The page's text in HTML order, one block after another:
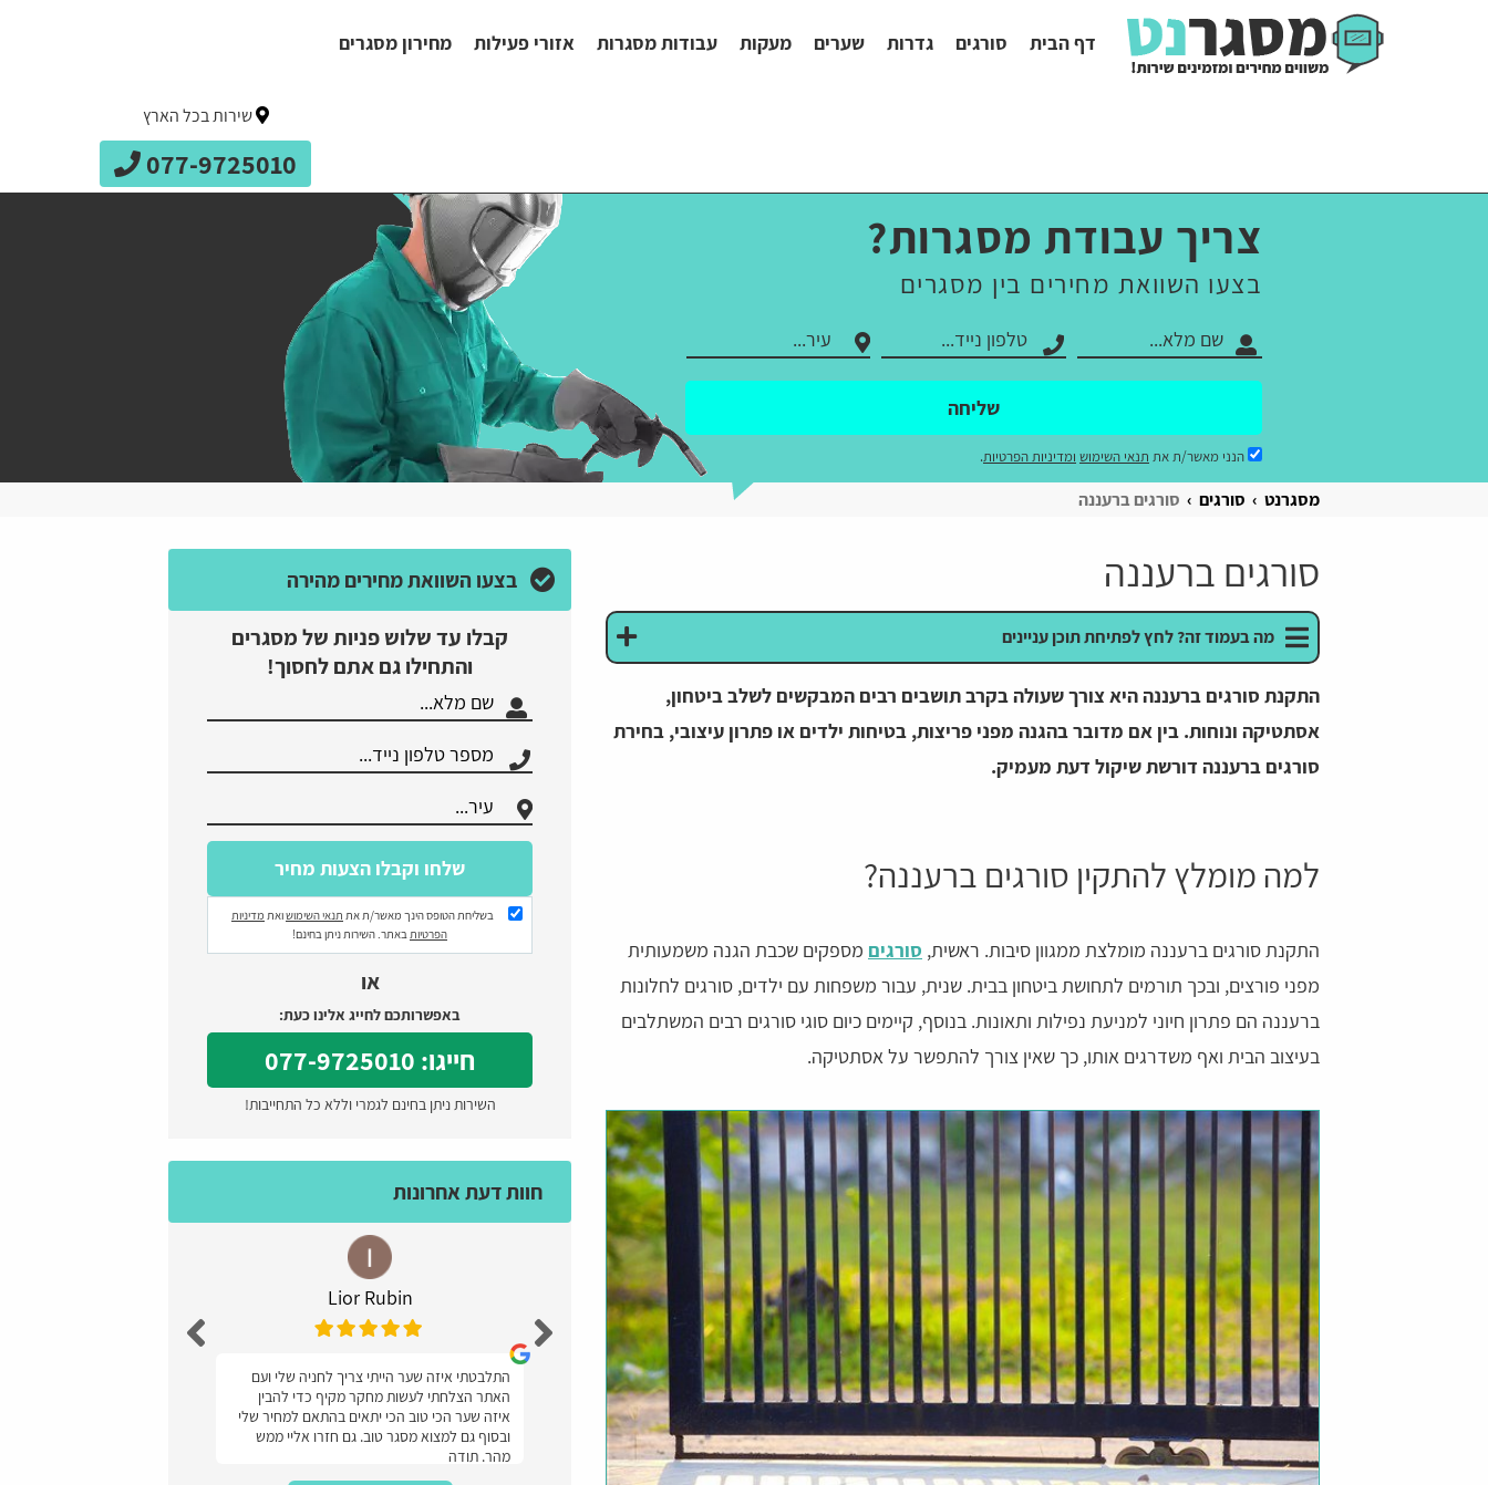
דף הבית סורגים גדרות שערים מעקות עבודות מסגרות אזורי פעילות מחירון מסגרים
שירות בכל הארץ
077-9725010
צריך עבודת מסגרות?
בצעו השוואת מחירים בין מסגרים
שליחה
הנני מאשר/ת את תנאי השימוש ומדיניות הפרטיות.
מסגרנט סורגים סורגים ברעננה
סורגים ברעננה
מה בעמוד זה? לחץ לפתיחת תוכן עניינים
התקנת סורגים ברעננה היא צורך שעולה בקרב תושבים רבים המבקשים לשלב ביטחון,
אסתטיקה ונוחות. בין אם מדובר בהגנה מפני פריצות, בטיחות ילדים או פתרון עיצובי, בחירת
סורגים ברעננה דורשת שיקול דעת מעמיק.
למה מומלץ להתקין סורגים ברעננה?
התקנת סורגים ברעננה מומלצת ממגוון סיבות. ראשית, סורגים מספקים שכבת הגנה משמעותית
מפני פורצים, ובכך תורמים לתחושת ביטחון בבית. שנית, עבור משפחות עם ילדים, סורגים לחלונות
ברעננה הם פתרון חיוני למניעת נפילות ותאונות. בנוסף, קיימים כיום סוגי סורגים רבים המשתלבים
בעיצוב הבית ואף משדרגים אותו, כך שאין צורך להתפשר על אסתטיקה.
בצעו השוואת מחירים מהירה
קבלו עד שלוש פניות של מסגרים
והתחילו גם אתם לחסוך!
בשליחת הטופס הינך מאשר/ת את תנאי השימושואת מדיניות
הפרטיותבאתר. השירות ניתן בחינם!
או
באפשרותכם לחייג אלינו כעת:
חייגו: 077-9725010
השירות ניתן בחינם לגמרי וללא כל התחייבות!
חוות דעת אחרונות
Lior Rubin
התלבטתי איזה שער הייתי צריך לחניה שלי ועם
האתר הצלחתי לעשות מחקר מקיף כדי להבין
איזה שער הכי טוב הכי יתאים בהתאם למחיר שלי
ובסוף גם למצוא מסגר טוב. גם חזרו אליי ממש
מהר. תודה
מאיה גולד
אחלה אתר מענה מהיר ועזרו לי מאוד ממליצה
בחום.
צליל יחזקאל
נעזרתי בשירות לפני כמה ימים המוקדניות היו
שירותיות ונחמדות ועזרו לי במציאת הדבר שרציתי